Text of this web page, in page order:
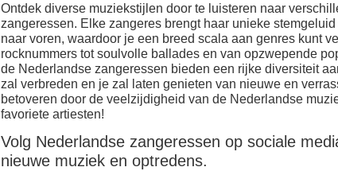
Ontdek diverse muziekstijlen door te luisteren naar
zangeressen. Elke zangeres brengt haar unieke
naar voren, waardoor je een breed scala aan genres kunt
rocknummers tot soulvolle ballades en van opzwepende
de Nederlandse zangeressen bieden een rijke diversiteit
zal verbreden en je zal laten genieten van nieuwe en
betoveren door de veelzijdigheid van de Nederlandse
favoriete artiesten!
Volg Nederlandse zangeressen op sociale
nieuwe muziek en optredens.